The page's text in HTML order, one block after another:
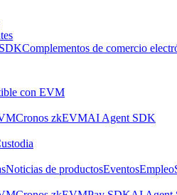
Complementos de comercio
con EVM
Cronos zkEVMAI Agent SDK
Noticias de productosEventosEmpleo